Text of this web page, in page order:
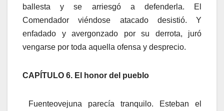
ballesta y se arriesgó a defenderla. El
Comendador viéndose atacado desistió. Y
enfadado y avergonzado por su derrota, juró
vengarse por toda aquella ofensa y desprecio.
CAPÍTULO 6. El honor del pueblo
Fuenteovejuna parecía tranquilo. Esteban el